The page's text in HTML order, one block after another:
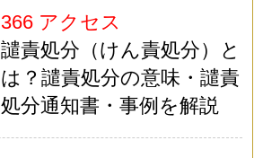
366 アクセス
譴責処分（けん責処分）と
は？譴責処分の意味・譴責
処分通知書・事例を解説